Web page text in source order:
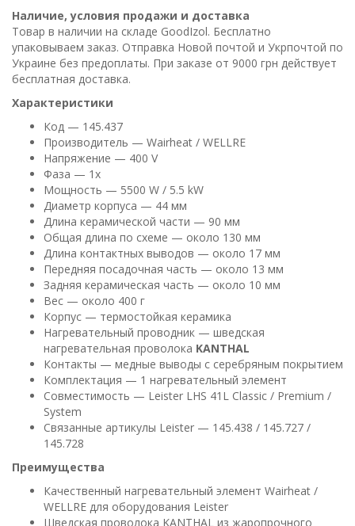
Наличие, условия продажи и доставка
Товар в наличии на складе GoodIzol. Бесплатно
упаковываем заказ. Отправка Новой почтой и Укрпочтой по
Украине без предоплаты. При заказе от 9000 грн действует
бесплатная доставка.
Характеристики
Код — 145.437
Производитель — Wairheat / WELLRE
Напряжение — 400 V
Фаза — 1x
Мощность — 5500 W / 5.5 kW
Диаметр корпуса — 44 мм
Длина керамической части — 90 мм
Общая длина по схеме — около 130 мм
Длина контактных выводов — около 17 мм
Передняя посадочная часть — около 13 мм
Задняя керамическая часть — около 10 мм
Вес — около 400 г
Корпус — термостойкая керамика
Нагревательный проводник — шведская
нагревательная проволока KANTHAL
Контакты — медные выводы с серебряным покрытием
Комплектация — 1 нагревательный элемент
Совместимость — Leister LHS 41L Classic / Premium /
System
Связанные артикулы Leister — 145.438 / 145.727 /
145.728
Преимущества
Качественный нагревательный элемент Wairheat /
WELLRE для оборудования Leister
Шведская проволока KANTHAL из жаропрочного